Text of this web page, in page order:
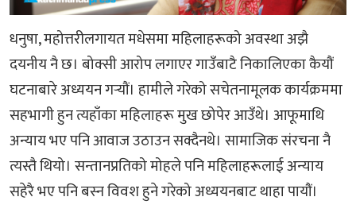
धनुषा, महोत्तरीलगायत मधेसमा महिलाहरूको अवस्था अझै
दयनीय नै छ। बोक्सी आरोप लगाएर गाउँबाटै निकालिएका कैयौं
घटनाबारे अध्ययन गर्‍यौं। हामीले गरेको सचेतनामूलक कार्यक्रममा
सहभागी हुन त्यहाँका महिलाहरू मुख छोपेर आउँथे। आफूमाथि
अन्याय भए पनि आवाज उठाउन सक्दैनथे। सामाजिक संरचना नै
त्यस्तै थियो। सन्तानप्रतिको मोहले पनि महिलाहरूलाई अन्याय
सहेरै भए पनि बस्न विवश हुने गरेको अध्ययनबाट थाहा पायौं।